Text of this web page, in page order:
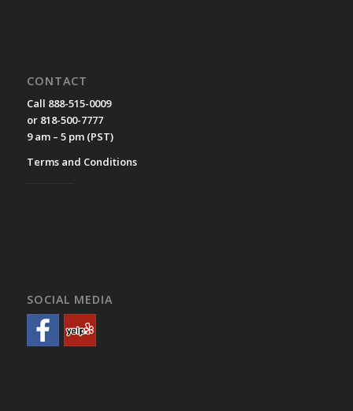
CONTACT
Call 888-515-0009
or 818-500-7777
9 am – 5 pm (PST)
Terms and Conditions
SOCIAL MEDIA